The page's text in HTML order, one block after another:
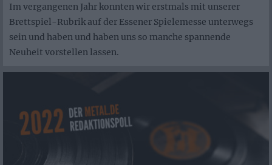
Im vergangenen Jahr konnten wir erstmals mit unserer
Brettspiel-Rubrik auf der Essener Spielemesse unterwegs
sein und haben und haben uns so manche spannende
Neuheit vorstellen lassen.